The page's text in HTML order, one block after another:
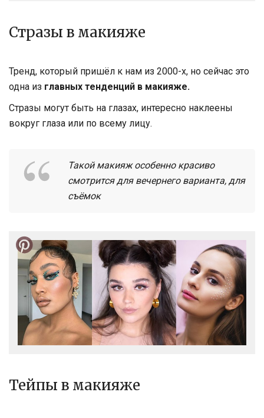
Стразы в макияже
Тренд, который пришёл к нам из 2000-х, но сейчас это
одна из главных тенденций в макияже.
Стразы могут быть на глазах, интересно наклеены
вокруг глаза или по всему лицу.
Такой макияж особенно красиво
смотрится для вечернего варианта, для
съёмок
Тейпы в макияже